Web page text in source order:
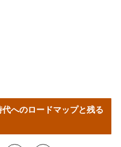
へのロードマップと残る